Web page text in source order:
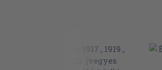
És megújul a föld színe
Az elköltözött jóbarát